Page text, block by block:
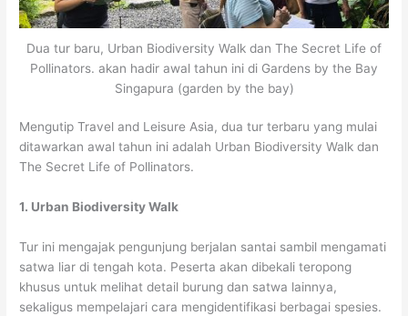
Dua tur baru, Urban Biodiversity Walk dan The Secret Life of
Pollinators. akan hadir awal tahun ini di Gardens by the Bay
Singapura (garden by the bay)
Mengutip Travel and Leisure Asia, dua tur terbaru yang mulai
ditawarkan awal tahun ini adalah Urban Biodiversity Walk dan
The Secret Life of Pollinators.
1. Urban Biodiversity Walk
Tur ini mengajak pengunjung berjalan santai sambil mengamati
satwa liar di tengah kota. Peserta akan dibekali teropong
khusus untuk melihat detail burung dan satwa lainnya,
sekaligus mempelajari cara mengidentifikasi berbagai spesies.